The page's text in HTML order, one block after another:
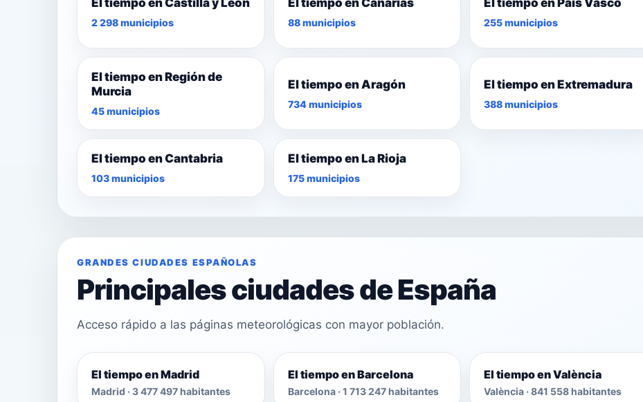
2 298 municipios 88 municipios 255 municipios
El tiempo en Región de
Murcia
45 municipios
El tiempo en Aragón
734 municipios
El tiempo en Extremadura
388 municipios
El tiempo en Cantabria
103 municipios
El tiempo en La Rioja
175 municipios
GRANDES CIUDADES ESPAÑOLAS
Principales ciudades de España
Acceso rápido a las páginas meteorológicas con mayor población.
El tiempo en Madrid
Madrid · 3 477 497 habitantes
El tiempo en Barcelona
Barcelona · 1 713 247 habitantes
El tiempo en València
València · 841 558 habitantes